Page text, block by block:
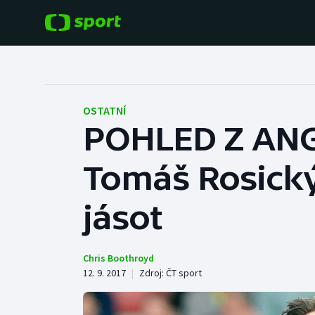
Hokej
Tenis
Atletika
Cyklistika
Baseball a softbal
Basketbal
OSTATNÍ
POHLED Z
Tomáš
jásot
Chris Boothroyd
12. 9. 2017 | Zdroj: ČT sport